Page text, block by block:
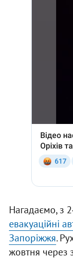
Нагадаємо, з
евакуаційні
Запоріжжя.
жовтня через